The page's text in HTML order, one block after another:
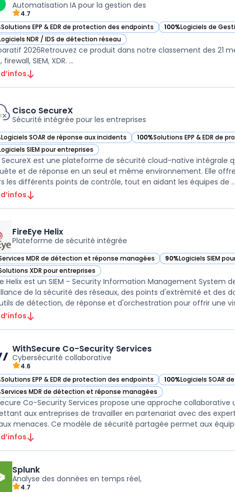
Automatisation IA pour la gestion des
4.7
Solutions EPP & EDR de protection des endpoints
Palo Alto Networks Cortex XSIAM dans cette catégorie
100%Logiciels de
— voir Palo Alto
NDR / IDS de détection réseau
Palo Alto Networks Cortex XSIAM dans cette catégorie
2026Retrouvez ce produit dans notre classement des 21
firewall, SIEM, XDR. ...
Cisco SecureX
Sécurité intégrée pour les entreprises
Logiciels SOAR de réponse aux incidents
Cisco SecureX dans cette catégorie 100%Solutions EPP & EDR de
— voir Cisco SecureX dans
SIEM pour entreprises
Cisco SecureX dans cette catégorie
SecureX est une plateforme de sécurité cloud-native intégrale
et de réponse en un seul et même environnement. Elle
travers les différents points de contrôle, tout en aidant les équipes de ...
FireEye Helix
Plateforme de sécurité intégrée
MDR de détection et réponse managées
FireEye Helix dans cette catégorie 90%Logiciels SIEM
— voir FireEye Helix
XDR pour entreprises
FireEye Helix dans cette catégorie
est un SIEM - Security Information Management System de nouvelle génération qui unifie la
de la sécurité des réseaux, des points d'extrémité et des
de détection, de réponse et d'orchestration pour offrir une
WithSecure Co-Security Services
Cybersécurité collaborative
4.6
Solutions EPP & EDR de protection des endpoints
WithSecure Co-Security Services dans cette catégorie
100%Logiciels SOAR
— voir WithSecure
Services MDR de détection et réponse managées
WithSecure Co-Security Services dans cette catégorie
Co-Security Services propose une approche
aux entreprises de travailler en partenariat avec des
menaces. Ce modèle de sécurité partagée permet aux
Splunk
Analyse des données en temps réel,
4.7